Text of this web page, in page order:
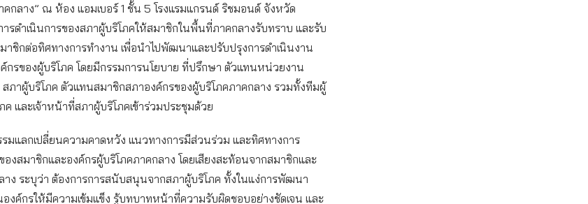
คกลาง” ณ ห้อง แอมเบอร์ 1 ชั้น 5 โรงแรมแกรนด์ ริชมอนด์ จังหวัด
รดำเนินการของสภาผู้บริโภคให้สมาชิกในพื้นที่ภาคกลางรับทราบ และรับ
าชิกต่อทิศทางการทำงาน เพื่อนำไปพัฒนาและปรับปรุงการดำเนินงาน
กรของผู้บริโภค โดยมีกรรมการนโยบาย ที่ปรึกษา ตัวแทนหน่วยงาน
ภาผู้บริโภค ตัวแทนสมาชิกสภาองค์กรของผู้บริโภคภาคกลาง รวมทั้งทีมผู้
และเจ้าหน้าที่สภาผู้บริโภคเข้าร่วมประชุมด้วย
มแลกเปลี่ยนความคาดหวัง แนวทางการมีส่วนร่วม และทิศทางการ
งสมาชิกและองค์กรผู้บริโภคภาคกลาง โดยเสียงสะท้อนจากสมาชิกและ
าง ระบุว่า ต้องการการสนับสนุนจากสภาผู้บริโภค ทั้งในแง่การพัฒนา
งค์กรให้มีความเข้มแข็ง รู้บทบาทหน้าที่ความรับผิดชอบอย่างชัดเจน และ